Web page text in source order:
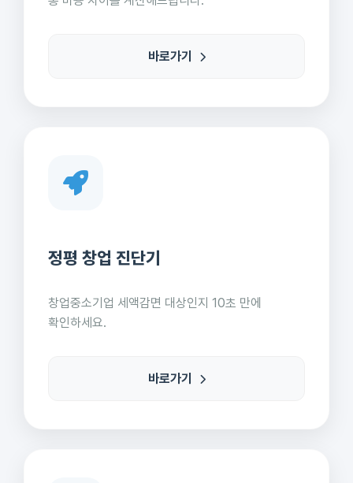
바로가기
정평 창업 진단기
창업중소기업 세액감면 대상인지 10초 만에
확인하세요.
바로가기